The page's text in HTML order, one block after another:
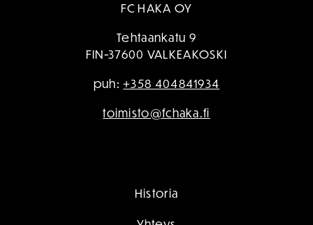
FC HAKA OY
Tehtaankatu 9
FIN-37600 VALKEAKOSKI
puh:+358 404841934
toimisto@fchaka.fi
Historia